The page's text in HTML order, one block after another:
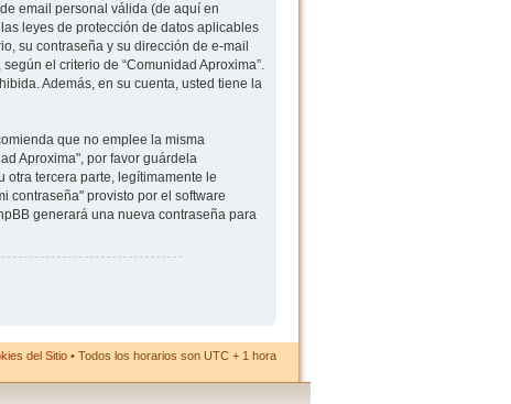
email personal válida (de aquí en
leyes de protección de datos aplicables
su contraseña y su dirección de e-mail
el criterio de “Comunidad Aproxima”.
Además, en su cuenta, usted tiene la
que no emplee la misma
Aproxima", por favor guárdela
tercera parte, legítimamente le
contraseña" provisto por el software
generará una nueva contraseña para
del Sitio • Todos los horarios son UTC + 1 hora